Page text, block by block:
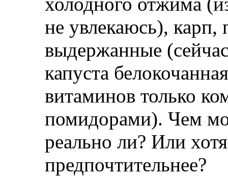
не увлекаюсь),
выдержанные
капуста
витаминов только
помидорами). Чем
реально ли? Или
предпочтительнее?